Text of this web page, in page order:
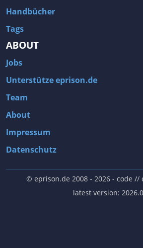
Handbücher
Tags
ABOUT
Jobs
Unterstütze eprison.de
Team
About
Impressum
Datenschutz
© eprison.de 2008 - 2026- code //
latest version: